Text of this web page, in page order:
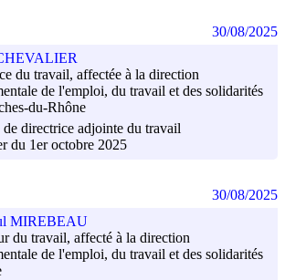
du travail, affectée à la direction
de l'emploi, du travail et des solidarités
du-Rhône
de directrice adjointe du travail
du 1er octobre 2025
30/08/2025
MIREBEAU
du travail, affecté à la direction
de l'emploi, du travail et des solidarités
30/08/2025